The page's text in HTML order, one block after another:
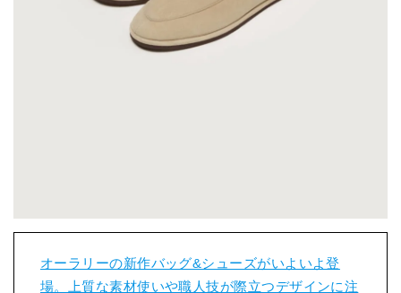
オーラリーの新作バッグ&シューズがいよいよ登
場。上質な素材使いや職人技が際立つデザインに注